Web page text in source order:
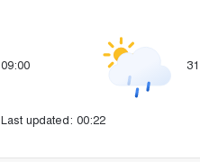
09:00 31
Last updated: 00:22